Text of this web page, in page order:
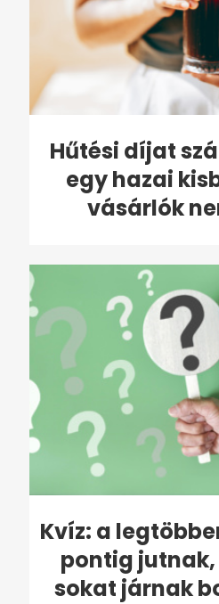
Hűtési díjat
egy hazai
vásárlók
Kvíz: a
pontig
sokat járnak